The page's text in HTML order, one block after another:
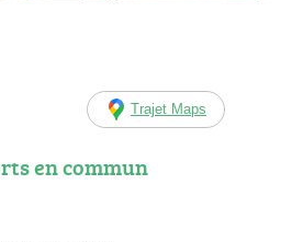
Trajet Maps
en commun